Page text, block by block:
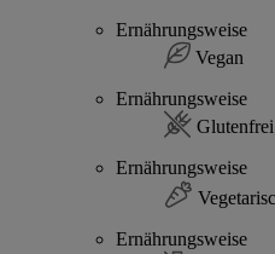
Ernährungsweise
Vegan
Ernährungsweise
Glutenfrei
Ernährungsweise
Ernährungsweise